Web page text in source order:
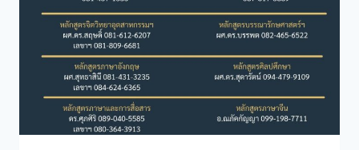
ภายใน
ระดับ
คณะ
ประจำ
ปี
การ
ศึกษา